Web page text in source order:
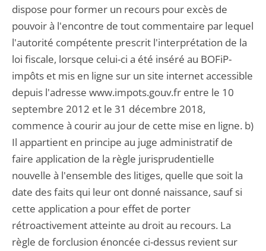
dispose pour former un recours pour excès de
pouvoir à l'encontre de tout commentaire par lequel
l'autorité compétente prescrit l'interprétation de la
loi fiscale, lorsque celui-ci a été inséré au BOFiP-
impôts et mis en ligne sur un site internet accessible
depuis l'adresse www.impots.gouv.fr entre le 10
septembre 2012 et le 31 décembre 2018,
commence à courir au jour de cette mise en ligne. b)
Il appartient en principe au juge administratif de
faire application de la règle jurisprudentielle
nouvelle à l'ensemble des litiges, quelle que soit la
date des faits qui leur ont donné naissance, sauf si
cette application a pour effet de porter
rétroactivement atteinte au droit au recours. La
règle de forclusion énoncée ci-dessus revient sur